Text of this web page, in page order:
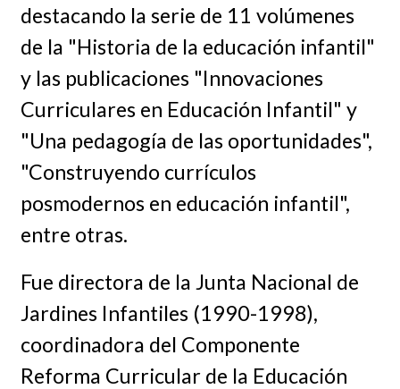
destacando la serie de 11 volúmenes
de la "Historia de la educación infantil"
y las publicaciones "Innovaciones
Curriculares en Educación Infantil" y
"Una pedagogía de las oportunidades",
"Construyendo currículos
posmodernos en educación infantil",
entre otras.
Fue directora de la Junta Nacional de
Jardines Infantiles (1990-1998),
coordinadora del Componente
Reforma Curricular de la Educación